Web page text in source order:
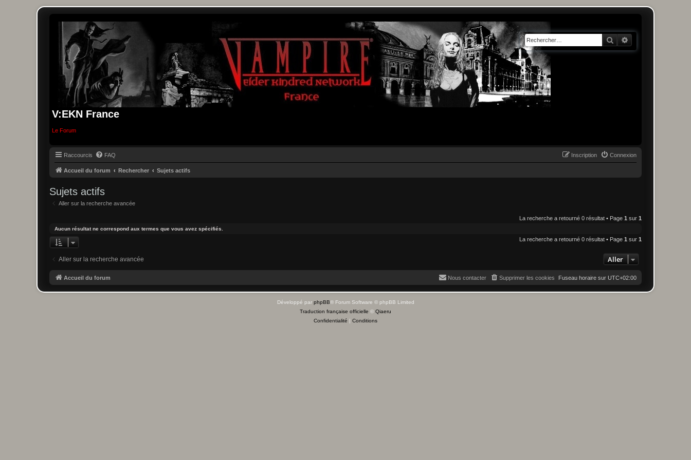
V:EKN France
Le Forum
Rechercher
Raccourcis FAQ Connexion
Inscription
Accueil du forum Rechercher Sujets actifs
Sujets actifs
Aller sur la recherche avancée
La recherche a retourné 0 résultat • Page 1 sur 1
Aucun résultat ne correspond aux termes que vous avez spécifiés.
La recherche a retourné 0 résultat • Page 1 sur 1
Aller sur la recherche avancée Aller
Accueil du forum Fuseau horaire sur UTC+02:00
Supprimer les cookies
Nous contacter
Développé par phpBB® Forum Software © phpBB Limited
Traduction française officielle © Qiaeru
Confidentialité
Conditions